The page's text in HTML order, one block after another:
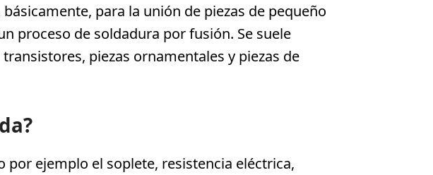
para la unión de piezas de pequeño
proceso de soldadura por fusión. Se suele
piezas ornamentales y piezas de
ejemplo el soplete, resistencia eléctrica,